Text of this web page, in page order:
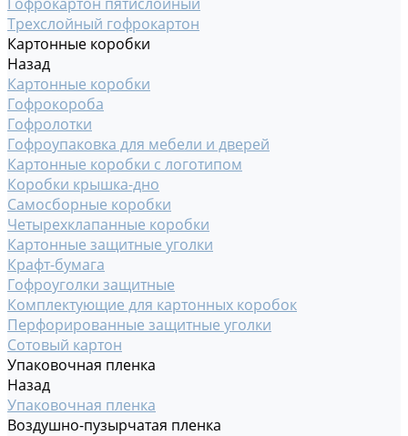
Трехслойный гофрокартон
Картонные коробки
Назад
Картонные коробки
Гофрокороба
Гофролотки
Гофроупаковка для мебели и дверей
Картонные коробки с логотипом
Коробки крышка-дно
Самосборные коробки
Четырехклапанные коробки
Картонные защитные уголки
Крафт-бумага
Гофроуголки защитные
Комплектующие для картонных коробок
Перфорированные защитные уголки
Сотовый картон
Упаковочная пленка
Назад
Упаковочная пленка
Воздушно-пузырчатая пленка